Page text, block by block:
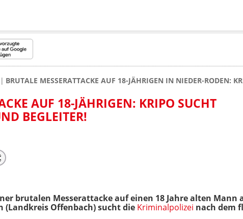
BRUTALE MESSERATTACKE AUF 18-JÄHRIGEN IN NIEDER-RODEN:
AUF 18-JÄHRIGEN: KRIPO SUCHT
BEGLEITER!
brutalen Messerattacke auf einen 18 Jahre alten Mann
(Landkreis Offenbach) sucht die Kriminalpolizei nach dem